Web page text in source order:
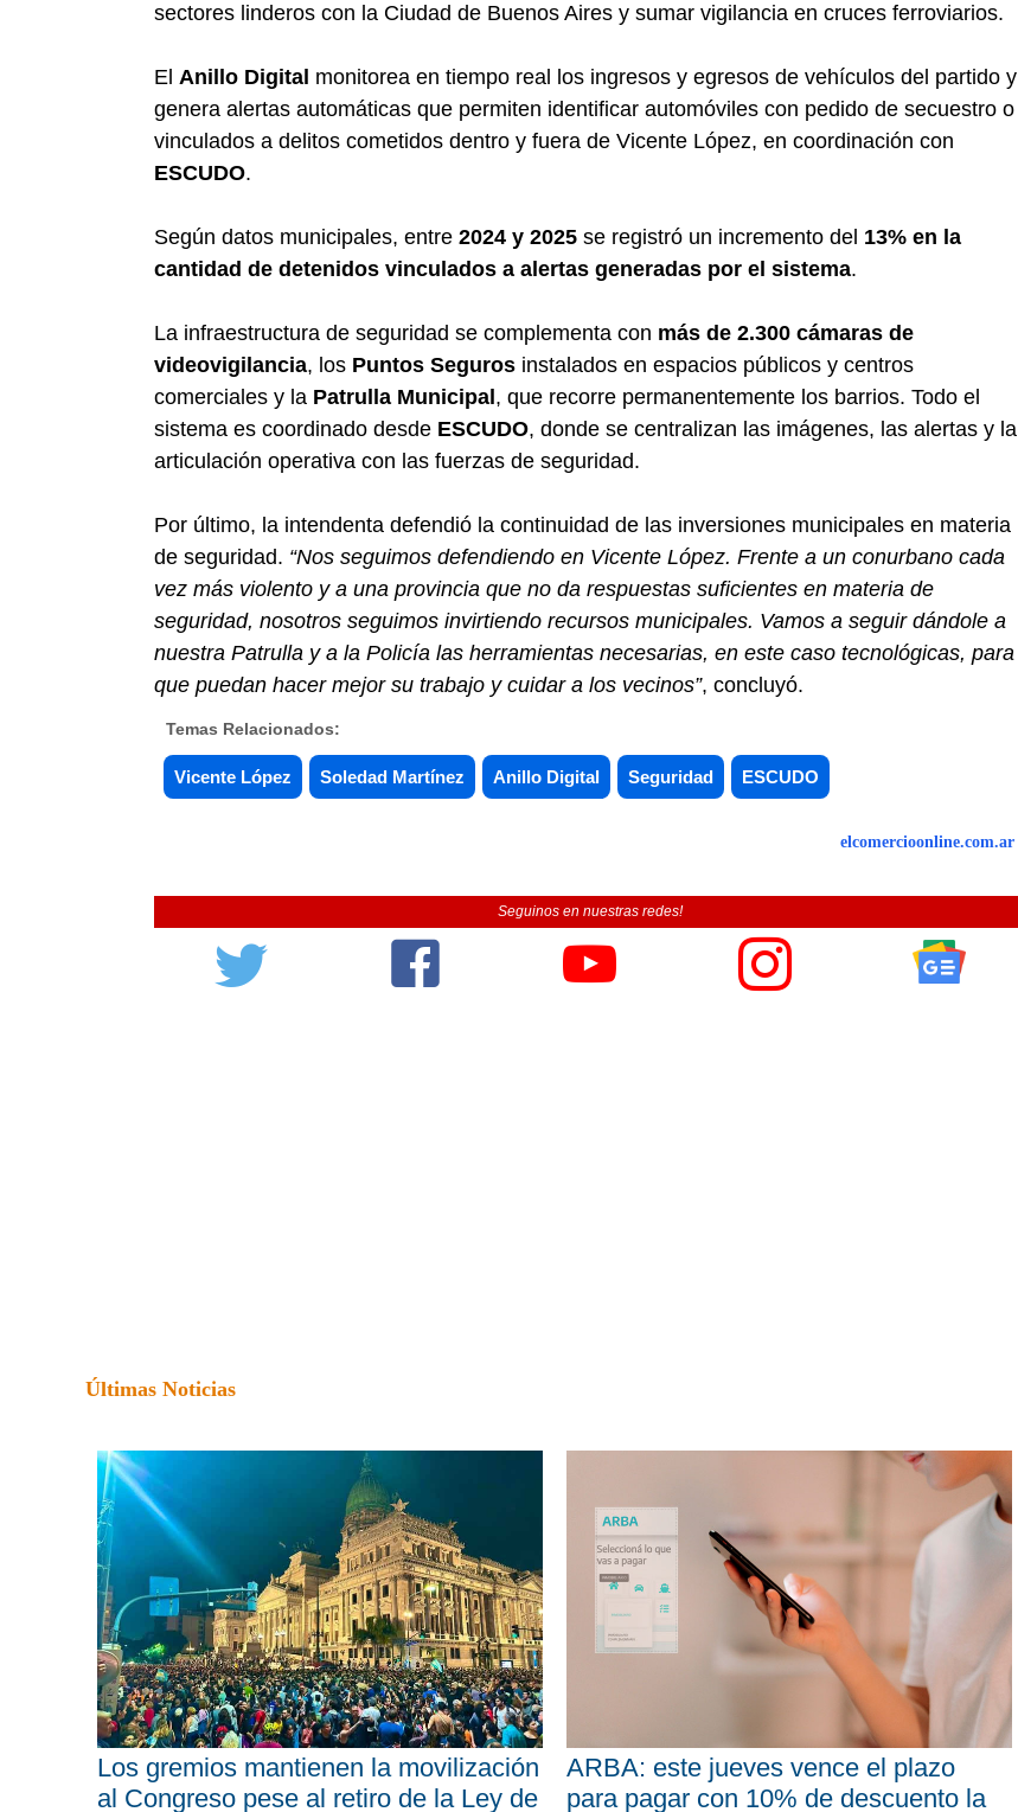
sectores linderos con la Ciudad de Buenos Aires y sumar vigilancia en cruces ferroviarios.
El Anillo Digital monitorea en tiempo real los ingresos y egresos de vehículos del partido y
genera alertas automáticas que permiten identificar automóviles con pedido de secuestro o
vinculados a delitos cometidos dentro y fuera de Vicente López, en coordinación con
ESCUDO.
Según datos municipales, entre 2024 y 2025 se registró un incremento del 13% en la
cantidad de detenidos vinculados a alertas generadas por el sistema.
La infraestructura de seguridad se complementa con más de 2.300 cámaras de
videovigilancia, los Puntos Seguros instalados en espacios públicos y centros
comerciales y la Patrulla Municipal , que recorre permanentemente los barrios. Todo el
sistema es coordinado desde ESCUDO, donde se centralizan las imágenes, las alertas y la
articulación operativa con las fuerzas de seguridad.
Por último, la intendenta defendió la continuidad de las inversiones municipales en materia
de seguridad. “Nos seguimos defendiendo en Vicente López. Frente a un conurbano cada
vez más violento y a una provincia que no da respuestas suficientes en materia de
seguridad, nosotros seguimos invirtiendo recursos municipales. Vamos a seguir dándole a
nuestra Patrulla y a la Policía las herramientas necesarias, en este caso tecnológicas, para
que puedan hacer mejor su trabajo y cuidar a los vecinos”, concluyó.
Temas Relacionados:
Vicente López Soledad Martínez Anillo Digital Seguridad ESCUDO
elcomercioonline.com.ar
Seguinos en nuestras redes!
Últimas Noticias
Los gremios mantienen la movilización
al Congreso pese al retiro de la Ley de
ARBA: este jueves vence el plazo
para pagar con 10% de descuento la